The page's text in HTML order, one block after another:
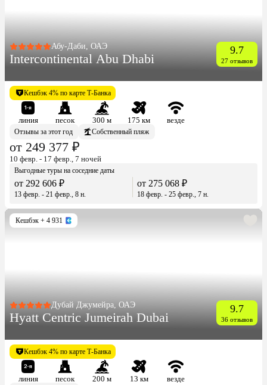
Абу-Даби, ОАЭ
Intercontinental Abu Dhabi
9.7
27 отзывов
Кешбэк 4% по карте Т-Банка
линия песок 300 м 175 км
везде
Отзывы за этот год
Собственный пляж
от 249 377 ₽
10 февр. - 17 февр., 7 ночей
Выгодные туры на соседние даты
от 292 606 ₽
13 февр. - 21 февр., 8 н.
от 275 068 ₽
18 февр. - 25 февр., 7 н.
Кешбэк + 4 931
Дубай Джумейра, ОАЭ
Hyatt Centric Jumeirah Dubai
9.7
36 отзывов
Кешбэк 4% по карте Т-Банка
линия песок 200 м 13 км
везде